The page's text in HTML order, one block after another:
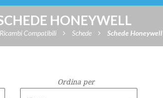
HONEYWELL
Ricambi Compatibili Schede Schede Honeywell
Ordina per